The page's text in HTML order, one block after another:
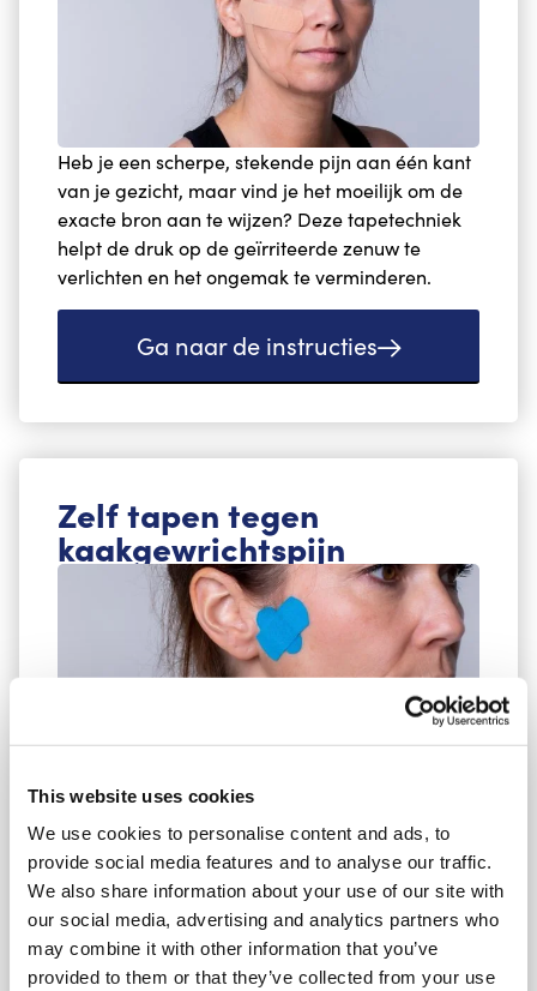
This website uses cookies
We use cookies to personalise content and ads, to
provide social media features and to analyse our traffic.
We also share information about your use of our site with
our social media, advertising and analytics partners who
may combine it with other information that you’ve
provided to them or that they’ve collected from your use
Heb je een scherpe, stekende pijn aan één kant
van je gezicht, maar vind je het moeilijk om de
exacte bron aan te wijzen? Deze tapetechniek
helpt de druk op de geïrriteerde zenuw te
verlichten en het ongemak te verminderen.
Ga naar de instructies
Zelf tapen tegen
kaakgewrichtspijn
je pijn rond je kaak of bij het openen van je
mond? Deze tapetechniek helpt de druk op het
kaakgewricht te verlichten en het ongemak te
verminderen.